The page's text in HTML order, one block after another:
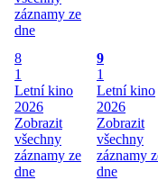
záznamy ze
dne
8
1
Letní kino
2026
Zobrazit
všechny
záznamy ze
dne
9
1
Letní kino
2026
Zobrazit
všechny
záznamy
dne